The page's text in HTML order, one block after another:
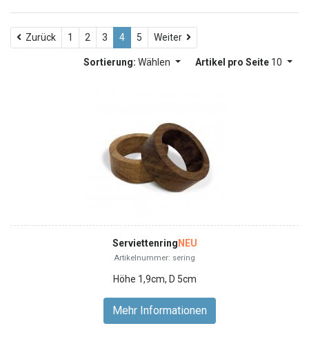
ZurückZurück
1 2 3 4 5 Weiter Weiter
Sortierung: Wählen Artikel pro Seite 10
Serviettenring NEU
Artikelnummer: sering
Höhe 1,9cm, D 5cm
Mehr Informationen